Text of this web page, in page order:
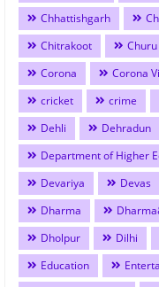
Chhattishgarh
Chitrakoot
Churu
Corona
Corona
cricket
crime
Dehli
Dehradun
Department of Higher
Devariya
Devas
Dharma
Dholpur
Dilhi
Education